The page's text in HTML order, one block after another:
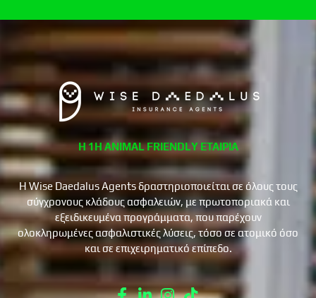
Η 1Η ANIMAL FRIENDLY ΕΤΑΙΡΙΑ
Η Wise Daedalus Agents δραστηριοποιείται σε όλους τους
σύγχρονους κλάδους ασφαλειών, με πρωτοποριακά και
εξειδικευμένα προγράμματα, που παρέχουν
ολοκληρωμένες ασφαλιστικές λύσεις, τόσο σε ατομικό όσο
και σε επιχειρηματικό επίπεδο.